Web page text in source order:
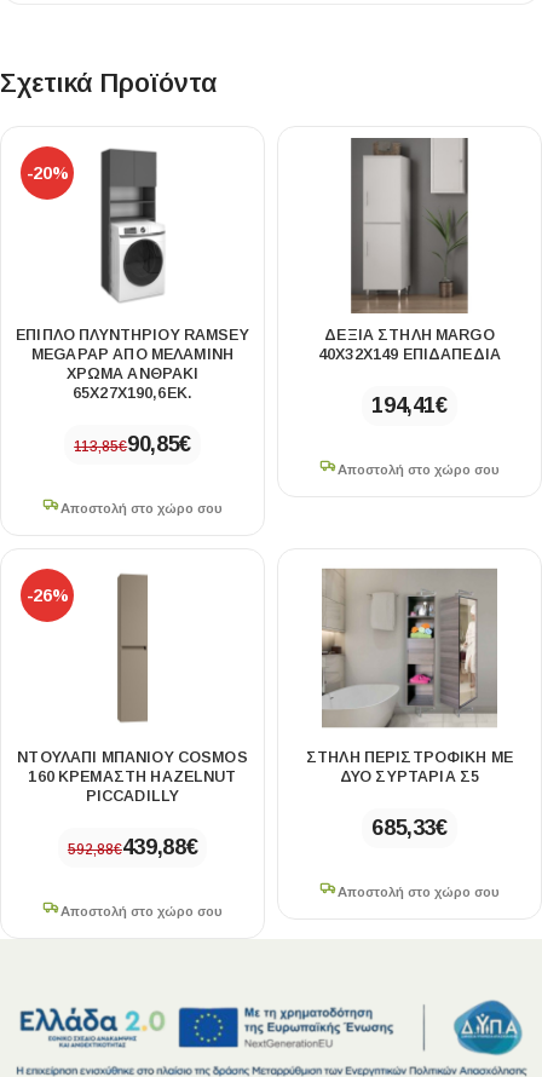
Σχετικά Προϊόντα
-20%
ΈΠΙΠΛΟ ΠΛΥΝΤΗΡΊΟΥ RAMSEY
MEGAPAP ΑΠΌ ΜΕΛΑΜΊΝΗ
ΧΡΏΜΑ ΑΝΘΡΑΚΊ
65X27X190,6ΕΚ.
113,85€90,85€
Αποστολή στο χώρο σου
ΔΕΞΙΑ ΣΤΗΛΗ MARGO
40X32X149 EΠΙΔΑΠΕΔΙΑ
194,41€
Αποστολή στο χώρο σου
-26%
ΝΤΟΥΛΑΠΙ ΜΠΑΝΙΟΥ COSMOS
160 ΚΡΕΜΑΣΤΗ HAZELNUT
PICCADILLY
592,88€439,88€
Αποστολή στο χώρο σου
ΣΤΗΛΗ ΠΕΡΙΣΤΡΟΦΙΚΗ ΜΕ
ΔΥΟ ΣΥΡΤΑΡΙΑ Σ5
685,33€
Αποστολή στο χώρο σου